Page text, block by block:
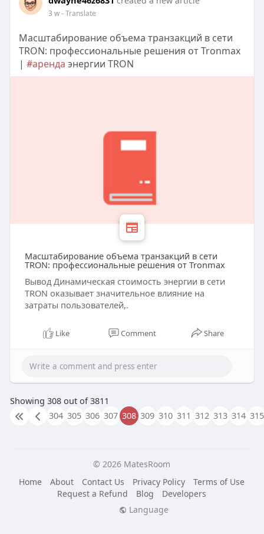
3 w- Translate
Масштабирование объема транзакций в сети
TRON: профессиональные решения от Tronmax
| #аренда энергии TRON
Масштабирование объема транзакций в сети
TRON: профессиональные решения от Tronmax
Вывод Динамическая стоимость энергии в сети
TRON оказывает значительное влияние на
затраты пользователей,.
Like Comment Share
Showing 308 out of 3811
304 305 306 307 308 309 310 311 312 313 314 315
© 2026 MatesRoom
Home
About Contact Us Privacy Policy
Terms of Use
Request a Refund
Blog
Developers
Language